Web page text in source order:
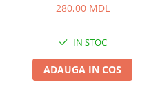
280,00 MDL
IN STOC
ADAUGA IN COS